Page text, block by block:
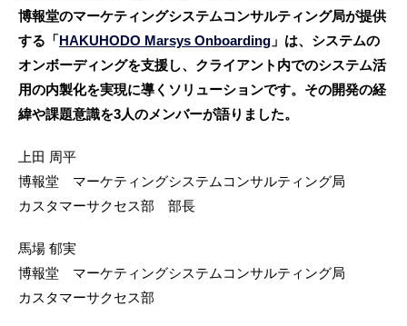
博報堂のマーケティングシステムコンサルティング局が提供
する「HAKUHODO Marsys Onboarding 」は、システムの
オンボーディングを支援し、クライアント内でのシステム活
用の内製化を実現に導くソリューションです。その開発の経
緯や課題意識を3人のメンバーが語りました。
上田 周平
博報堂 マーケティングシステムコンサルティング局
カスタマーサクセス部 部長
馬場 郁実
博報堂 マーケティングシステムコンサルティング局
カスタマーサクセス部